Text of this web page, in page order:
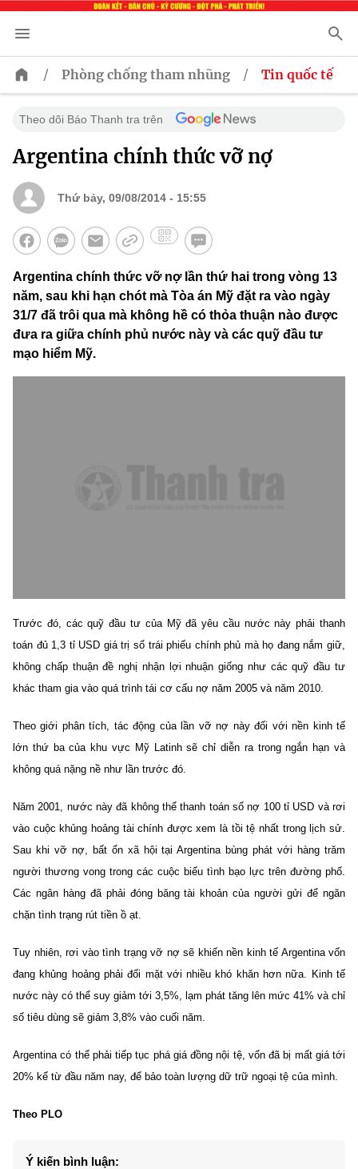
/ Phòng chống tham nhũng / Tin quốc tế
Theo dõi Báo Thanh tra trên
Argentina chính thức vỡ nợ
Thứ bảy, 09/08/2014 - 15:55
Argentina chính thức vỡ nợ lần thứ hai trong vòng 13
năm, sau khi hạn chót mà Tòa án Mỹ đặt ra vào ngày
31/7 đã trôi qua mà không hề có thỏa thuận nào được
đưa ra giữa chính phủ nước này và các quỹ đầu tư
mạo hiểm Mỹ.
Trước đó, các quỹ đầu tư của Mỹ đã yêu cầu nước này phải thanh
toán đủ 1,3 tỉ USD giá trị số trái phiếu chính phủ mà họ đang nắm giữ,
không chấp thuận đề nghị nhận lợi nhuận giống như các quỹ đầu tư
khác tham gia vào quá trình tái cơ cấu nợ năm 2005 và năm 2010.
Theo giới phân tích, tác động của lần vỡ nợ này đối với nền kinh tế
lớn thứ ba của khu vực Mỹ Latinh sẽ chỉ diễn ra trong ngắn hạn và
không quá nặng nề như lần trước đó.
Năm 2001, nước này đã không thể thanh toán số nợ 100 tỉ USD và rơi
vào cuộc khủng hoảng tài chính được xem là tồi tệ nhất trong lịch sử.
Sau khi vỡ nợ, bất ổn xã hội tại Argentina bùng phát với hàng trăm
người thương vong trong các cuộc biểu tình bạo lực trên đường phố.
Các ngân hàng đã phải đóng băng tài khoản của người gửi để ngăn
chặn tình trạng rút tiền ồ ạt.
Tuy nhiên, rơi vào tình trạng vỡ nợ sẽ khiến nền kinh tế Argentina vốn
đang khủng hoảng phải đối mặt với nhiều khó khăn hơn nữa. Kinh tế
nước này có thể suy giảm tới 3,5%, lạm phát tăng lên mức 41% và chỉ
số tiêu dùng sẽ giảm 3,8% vào cuối năm.
Argentina có thể phải tiếp tục phá giá đồng nội tệ, vốn đã bị mất giá tới
20% kể từ đầu năm nay, để bảo toàn lượng dữ trữ ngoại tệ của mình.
Theo PLO
Ý kiến bình luận: